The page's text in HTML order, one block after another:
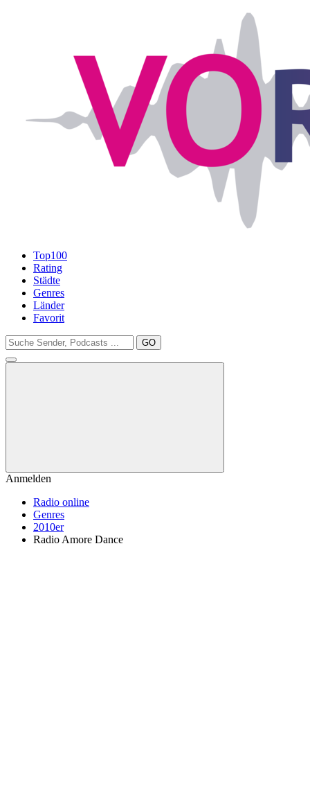
Top100
Rating
Städte
Genres
Länder
Favorit
GO
Anmelden
Radio online
Genres
2010er
Radio Amore Dance